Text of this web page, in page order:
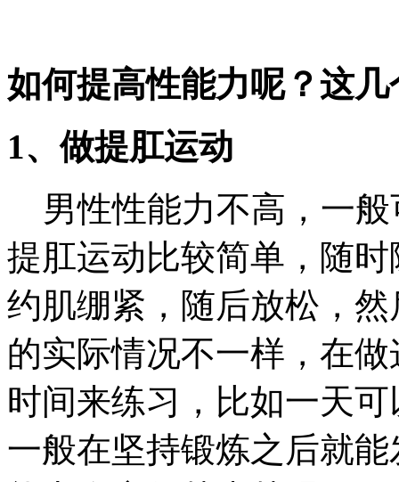
如何提高性能力呢？这
1、做提肛运动
男性性能力不高，一般
提肛运动比较简单，随
约肌绷紧，随后放松，
的实际情况不一样，在
时间来练习，比如一天
一般在坚持锻炼之后就